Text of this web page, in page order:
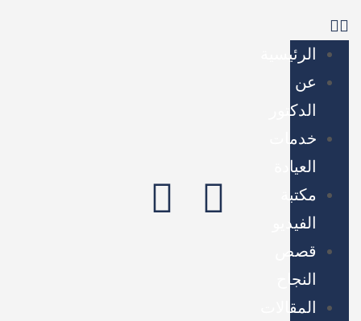
الرئيسية
عن
الدكتور
خدمات
العيادة
مكتبة
الفيديو
قصص
النجاح
المقالات